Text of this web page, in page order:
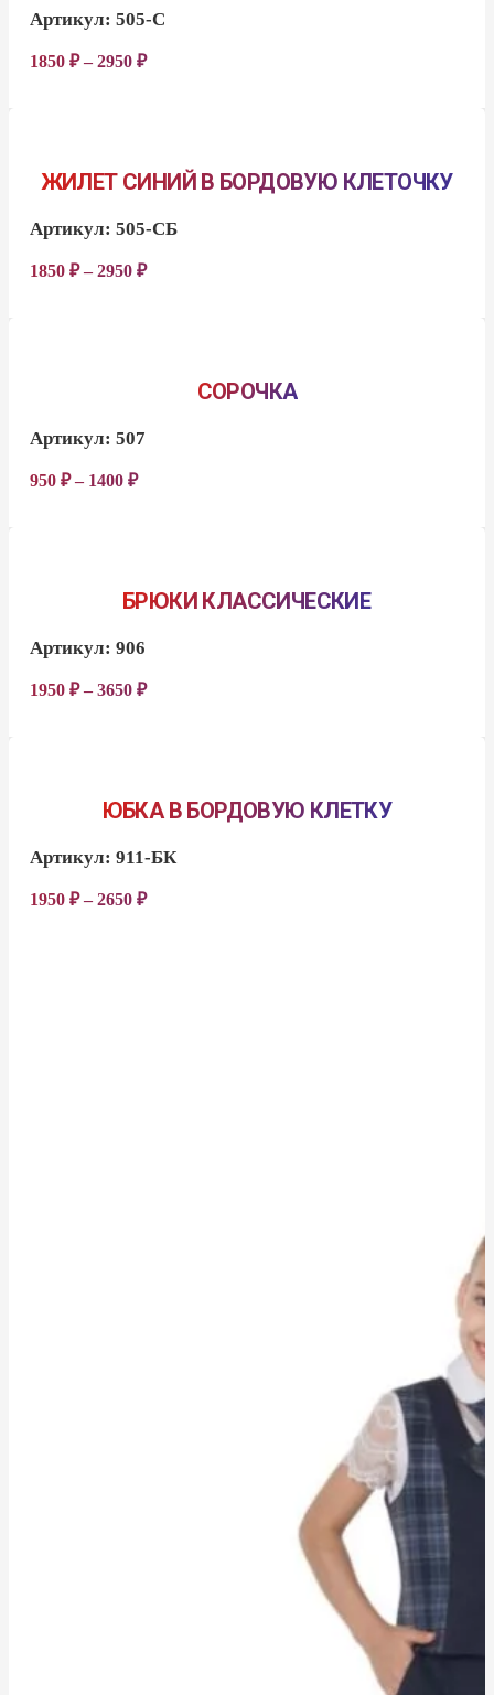
Артикул:505-С
1850₽–2950₽
ЖИЛЕТ СИНИЙ В БОРДОВУЮ КЛЕТОЧКУ
Артикул:505-СБ
1850₽–2950₽
СОРОЧКА
Артикул:507
950₽– 1400₽
БРЮКИ КЛАССИЧЕСКИЕ
Артикул:906
1950₽–3650₽
ЮБКА В БОРДОВУЮ КЛЕТКУ
Артикул:911-БК
1950₽–2650₽